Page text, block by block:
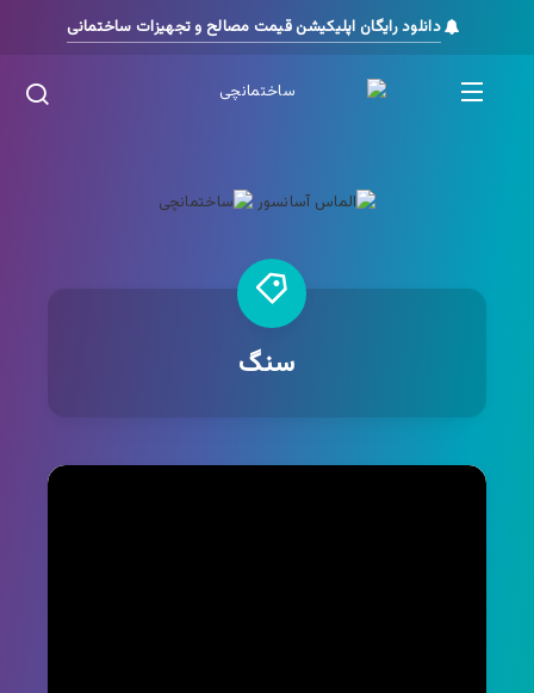
دانلود رایگان اپلیکیشن قیمت مصالح و تجهیزات ساختمانی
سنگ